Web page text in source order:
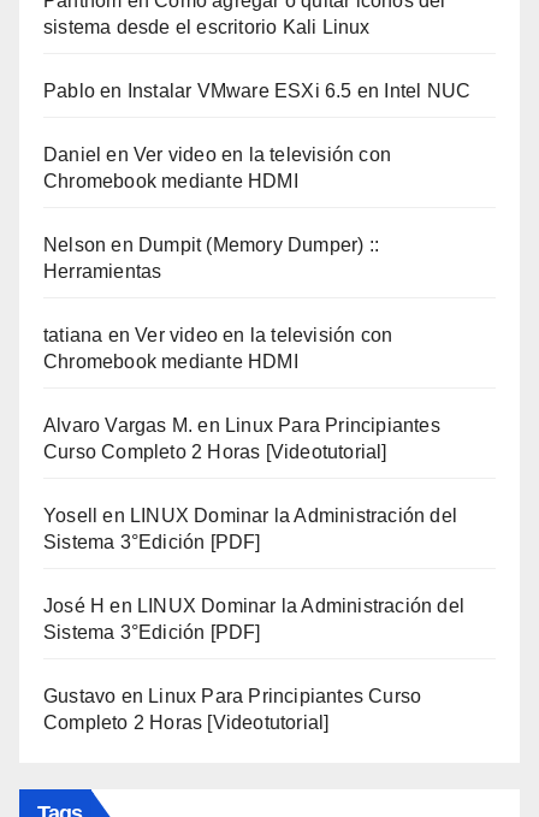
sistema desde el escritorio Kali Linux
Pablo en Instalar VMware ESXi 6.5 en Intel NUC
Daniel enVer video en la televisión con
Chromebook mediante HDMI
Nelson en Dumpit (Memory Dumper) ::
Herramientas
tatiana enVer video en la televisión con
Chromebook mediante HDMI
Alvaro Vargas M. en Linux Para Principiantes
Curso Completo 2 Horas [Videotutorial]
Yosell en LINUX Dominar la Administración del
Sistema 3°Edición [PDF]
José H en LINUX Dominar la Administración del
Sistema 3°Edición [PDF]
Gustavo en Linux Para Principiantes Curso
Completo 2 Horas [Videotutorial]